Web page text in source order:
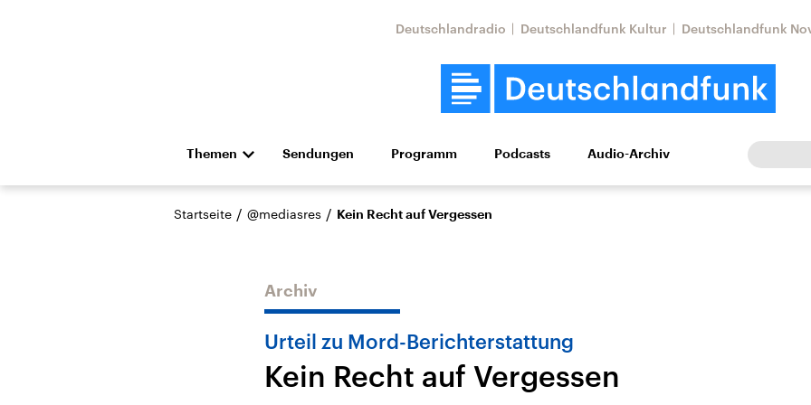
Deutschlandradio Deutschlandfunk Kultur Deutschlandfunk
Themen
Die Nachrichten Politik Wirtschaft Wissen Kultur Europa
Hörspiel und Feature Musik
Landtagswahl Sachsen-
USA
Nahostkonflikt
Aktuelle Lage und
Sendungen Programm Podcasts Audio-Archiv
Startseite / @mediasres / Kein Recht auf Vergessen
Archiv
Urteil zu Mord-Berichterstattung
Kein Recht auf Vergessen